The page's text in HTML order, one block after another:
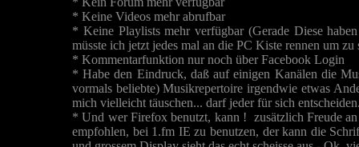
* Keine Videos mehr abrufbar
* Keine Playlists mehr verfügbar (Gerade Diese
müsste ich jetzt jedes mal an die PC Kiste rennen um zu
* Kommentarfunktion nur noch über Facebook Login
* Habe den Eindruck, daß auf einigen Kanälen die
vormals beliebte) Musikrepertoire irgendwie etwas
mich vielleicht täuschen... darf jeder für sich
* Und wer Firefox benutzt, kann ! zusätzlich Freude
empfohlen, bei 1.fm IE zu benutzen, der kann die